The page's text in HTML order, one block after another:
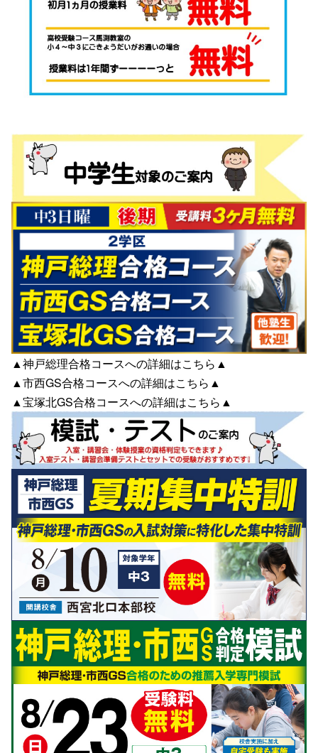
▲神戸総理合格コースへの詳細はこちら ▲
▲市西GS合格コースへの詳細はこちら ▲
▲宝塚北GS合格コースへの詳細はこちら ▲